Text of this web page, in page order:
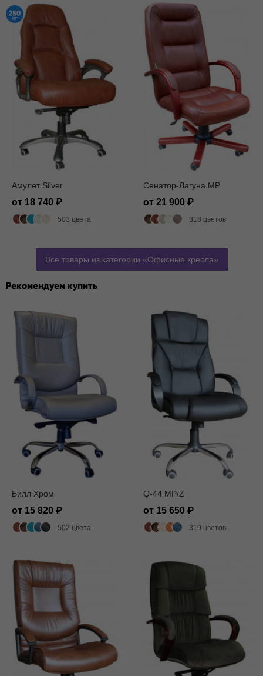
Амулет Silver
от 18 740
503 цвета
Сенатор-Лагуна MP
от 21 900
318 цветов
Все товары из категории Офисные кресла
Рекомендуем купить
Билл Хром
от 15 820
502 цвета
Q-44 MP/Z
от 15 650
319 цветов